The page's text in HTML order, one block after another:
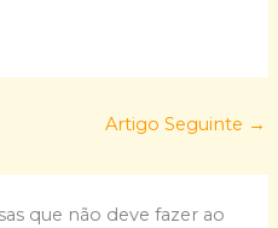
Artigo Seguinte →
que não deve fazer ao